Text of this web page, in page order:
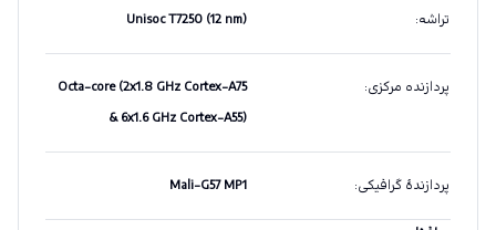
تراشه:
Unisoc T7250 (12 nm)
پردازنده مرکزی:
Octa-core (2x1.8 GHz Cortex-A75
& 6x1.6 GHz Cortex-A55)
پردازندهٔ گرافیکی:
Mali-G57 MP1